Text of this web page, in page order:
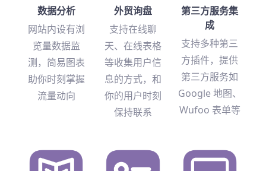
数据分析
网站内设有浏
览量数据监
测，简易图表
助你时刻掌握
流量动向
外贸询盘
支持在线聊
天、在线表格
等收集用户信
息的方式，和
你的用户时刻
保持联系
第三方服务集
成
支持多种第三
方插件，提供
第三方服务如
Google 地图、
Wufoo 表单等